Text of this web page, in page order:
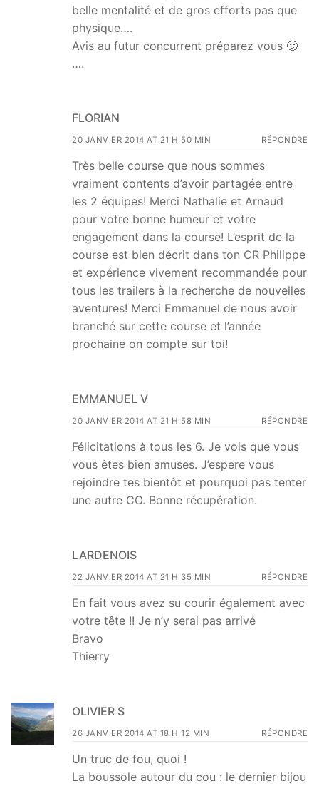
belle mentalité et de gros efforts pas que
physique….
Avis au futur concurrent préparez vous 🙂
….
FLORIAN
20 JANVIER 2014 AT 21 H 50 MIN RÉPONDRE
Très belle course que nous sommes
vraiment contents d’avoir partagée entre
les 2 équipes! Merci Nathalie et Arnaud
pour votre bonne humeur et votre
engagement dans la course! L’esprit de la
course est bien décrit dans ton CR Philippe
et expérience vivement recommandée pour
tous les trailers à la recherche de nouvelles
aventures! Merci Emmanuel de nous avoir
branché sur cette course et l’année
prochaine on compte sur toi!
EMMANUEL V
20 JANVIER 2014 AT 21 H 58 MIN RÉPONDRE
Félicitations à tous les 6. Je vois que vous
vous êtes bien amuses. J’espere vous
rejoindre tes bientôt et pourquoi pas tenter
une autre CO. Bonne récupération.
LARDENOIS
22 JANVIER 2014 AT 21 H 35 MIN RÉPONDRE
En fait vous avez su courir également avec
votre tête !! Je n’y serai pas arrivé
Bravo
Thierry
OLIVIER S
26 JANVIER 2014 AT 18 H 12 MIN RÉPONDRE
Un truc de fou, quoi !
La boussole autour du cou : le dernier bijou